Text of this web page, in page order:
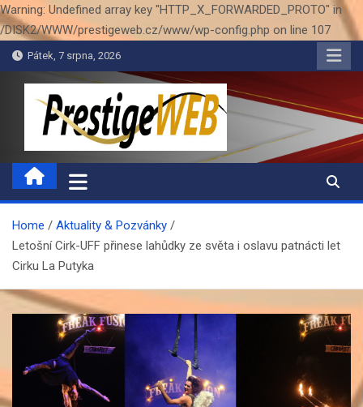
Warning: Undefined array key "HTTP_X_FORWARDED_PROTO" in
/DISK2/WWW/prestigeweb.cz/www/wp-config.php on line 107
Skip
to
Pátek, 7 srpna, 2026
PrestigeWEB
Home
Aktuality & Pozvánky
Letošní Cirk-UFF přinese lahůdky ze světa i oslavu patnácti let
Cirku La Putyka